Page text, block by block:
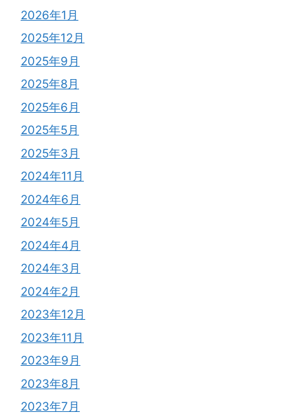
2026年1月
2025年12月
2025年9月
2025年8月
2025年6月
2025年5月
2025年3月
2024年11月
2024年6月
2024年5月
2024年4月
2024年3月
2024年2月
2023年12月
2023年11月
2023年9月
2023年8月
2023年7月